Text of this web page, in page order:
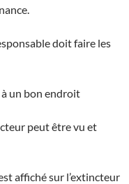
doit faire les
un bon endroit
peut être vu et
affiché sur l’extincteur